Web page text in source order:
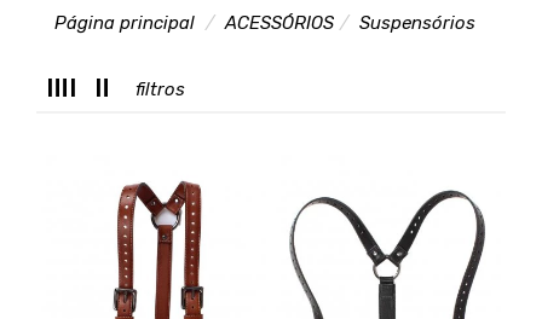
Página principal ACESSÓRIOS Suspensórios
filtros